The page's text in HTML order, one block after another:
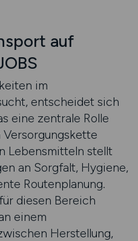
auf
im
entscheidet sich
eine zentrale Rolle
Lebensmitteln stellt
an Sorgfalt, Hygiene,
Routenplanung.
diesen Bereich
einem
Herstellung,